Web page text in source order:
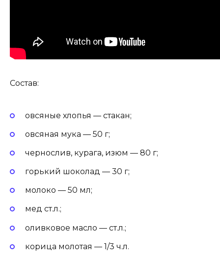
Состав:
овсяные хлопья — стакан;
овсяная мука — 50 г;
чернослив, курага, изюм — 80 г;
горький шоколад — 30 г;
молоко — 50 мл;
мед ст.л.;
оливковое масло — ст.л.;
корица молотая — 1/3 ч.л.